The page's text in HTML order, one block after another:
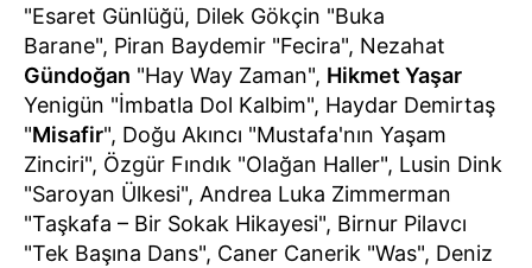
"Esaret Günlüğü, Dilek Gökçin "Buka
Barane", Piran Baydemir "Fecira", Nezahat
Gündoğan "Hay Way Zaman", Hikmet Yaşar
Yenigün "İmbatla Dol Kalbim", Haydar Demirtaş
"Misafir", Doğu Akıncı "Mustafa'nın Yaşam
Zinciri", Özgür Fındık "Olağan Haller", Lusin Dink
"Saroyan Ülkesi", Andrea Luka Zimmerman
"Taşkafa – Bir Sokak Hikayesi", Birnur Pilavcı
"Tek Başına Dans", Caner Canerik "Was", Deniz